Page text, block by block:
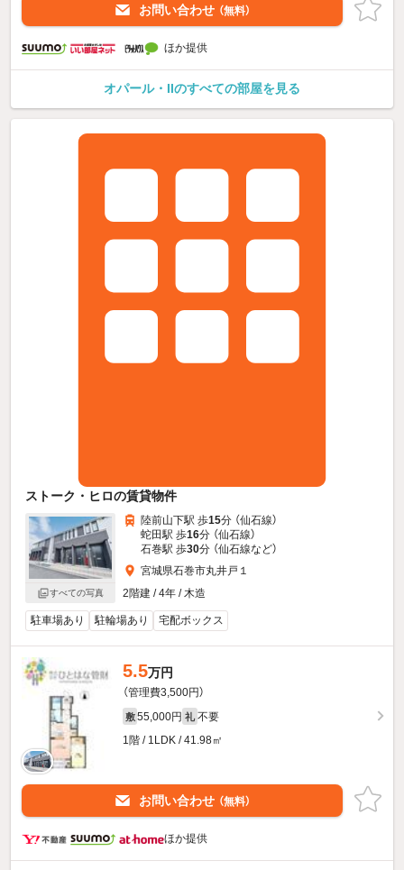
お問い合わせ （無料）
ほか提供
オパール・IIのすべての部屋を見る
ストーク・ヒロの賃貸物件
すべての写真
陸前山下駅 歩15分 （仙石線）
蛇田駅 歩16分 （仙石線）
石巻駅 歩30分 （仙石線など）
宮城県石巻市丸井戸１
2階建 / 4年 / 木造
駐車場あり 駐輪場あり 宅配ボックス
5.5万円
（管理費3,500円）
敷 55,000円 礼 不要
1階 / 1LDK / 41.98㎡
お問い合わせ （無料）
ほか提供